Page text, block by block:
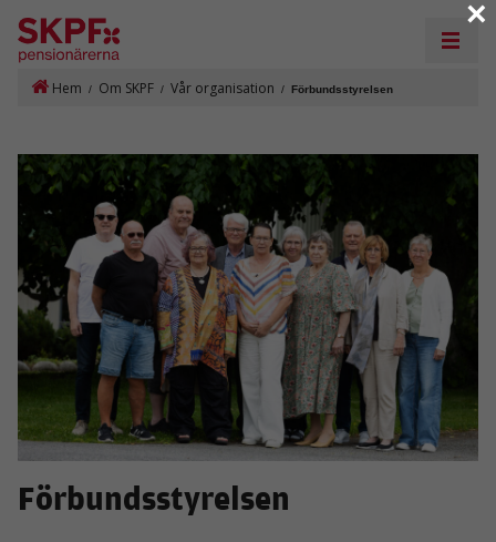
Hem / Om SKPF / Vår organisation / Förbundsstyrelsen
Förbundsstyrelsen
×